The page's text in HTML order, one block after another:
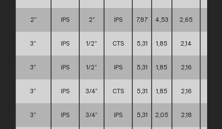
2” IPS 2” IPS 7,87 4,53 2,65
3” IPS 1/2” CTS 5,31 1,85 2,14
3” IPS 1/2” IPS 5,31 1,85 2,16
3” IPS 3/4” CTS 5,31 1,85 2,16
3” IPS 3/4” IPS 5,31 2,05 2,18